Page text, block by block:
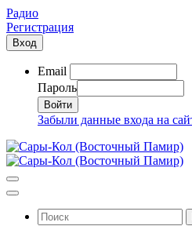
Радио
Регистрация
Вход
Email
Пароль
Забыли данные входа на